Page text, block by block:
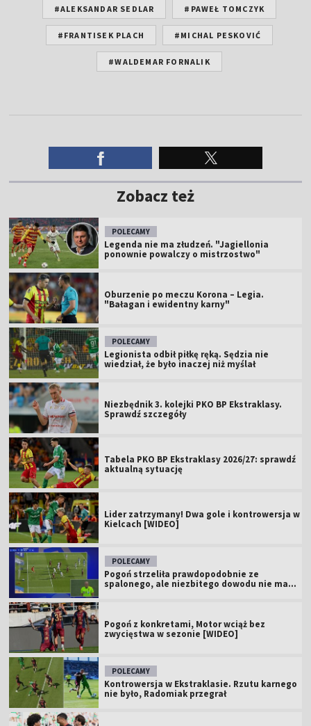
#ALEKSANDAR SEDLAR #PAWEŁ TOMCZYK
#FRANTISEK PLACH #MICHAL PESKOVIĆ
#WALDEMAR FORNALIK
Zobacz też
POLECAMY
Legenda nie ma złudzeń. "Jagiellonia
ponownie powalczy o mistrzostwo"
Oburzenie po meczu Korona – Legia.
"Bałagan i ewidentny karny"
POLECAMY
Legionista odbił piłkę ręką. Sędzia nie
wiedział, że było inaczej niż myślał
Niezbędnik 3. kolejki PKO BP Ekstraklasy.
Sprawdź szczegóły
Tabela PKO BP Ekstraklasy 2026/27: sprawdź
aktualną sytuację
Lider zatrzymany! Dwa gole i kontrowersja w
Kielcach [WIDEO]
POLECAMY
Pogoń strzeliła prawdopodobnie ze
spalonego, ale niezbitego dowodu nie ma...
Pogoń z konkretami, Motor wciąż bez
zwycięstwa w sezonie [WIDEO]
POLECAMY
Kontrowersja w Ekstraklasie. Rzutu karnego
nie było, Radomiak przegrał